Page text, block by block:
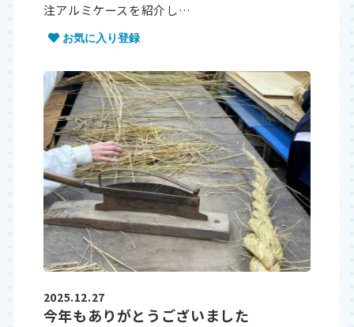
注アルミケースを紹介し…
お気に入り登録
2025.12.27
今年もありがとうございました